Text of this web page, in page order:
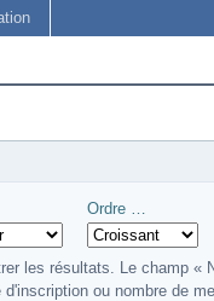
Ordre …
les résultats. Le champ «
ou nombre de